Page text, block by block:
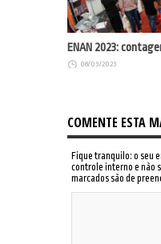
ENAN 2023:
08/03/2023
COMENTE ESTA
Fique tranquilo: o seu
controle interno e não
marcados são de